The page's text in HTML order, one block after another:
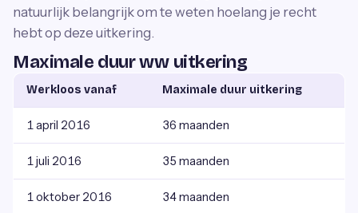
natuurlijk belangrijk om te weten hoelang je recht
hebt op deze uitkering.
Maximale duur ww uitkering
Werkloos vanaf Maximale duur uitkering
1 april 2016 36 maanden
1 juli 2016 35 maanden
1 oktober 2016 34 maanden